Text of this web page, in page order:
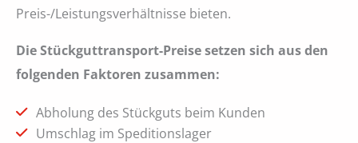
Preis-/Leistungsverhältnisse bieten.
Die Stückguttransport-Preise setzen sich aus den
folgenden Faktoren zusammen:
Abholung des Stückguts beim Kunden
Umschlag im Speditionslager